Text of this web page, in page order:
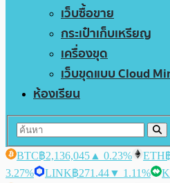
เว็บซื้อขาย
กระเป๋าเก็บเหรียญ
เครื่องขุด
เว็บขุดแบบ Cloud
ห้องเรียน
BTC฿2,136,045 ▲ 0.23% ETH
3.27%
LINK฿271.44▼ 1.11%